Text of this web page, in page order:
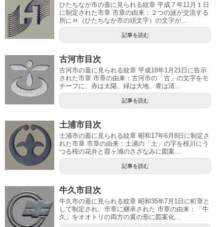
ひたちなか市の蓋に見られる紋章 平成７年11月１日
に制定された市章 市章の由来：２つの波が交流する
所にＨ（ひたちなか市の頭文字）の文字が...
記事を読む
古河市目次
古河市の蓋に見られる紋章 平成18年1月21日に告示
された市章 市章の由来：古河市の「古」の文字をモ
チーフに、赤は太陽、緑は大地、青は清...
記事を読む
土浦市目次
土浦市の蓋に見られる紋章 昭和17年6月8日に制定さ
れた市章 市章の由来：土浦の「土」の字を桜川にう
つる桜の花弁と霞ヶ浦のさざなみに図案...
記事を読む
牛久市目次
牛久市の蓋に見られる紋章 昭和35年7月1日に町章と
して制定され、市章に継承された 市章の由来：「牛
久」をオオトリの両方の翼の形に図案化...